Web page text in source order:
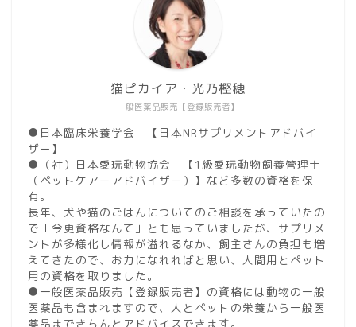
一般医薬品販売【登録販売者】
猫ピカイア・光乃樫穂
●日本臨床栄養学会 【日本NRサプリメントアドバイ
ザー】
●（社）日本愛玩動物協会 【1級愛玩動物飼養管理士
（ペットケアーアドバイザー）】など多数の資格を保
有。
長年、犬や猫のごはんについてのご相談を承っていたの
で「今更資格なんて」とも思っていましたが、サプリメ
ントが多様化し情報が溢れるなか、飼主さんの負担も増
えてきたので、お力になれればと思い、人間用とペット
用の資格を取りました。
●一般医薬品販売【登録販売者】の資格には動物の一般
医薬品も含まれますので、人とペットの栄養から一般医
薬品まできちんとアドバイスできます。